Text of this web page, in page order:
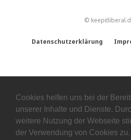
Cookies helfen uns bei der
unserer Inhalte und Dienste.
weitere Nutzung der Webseite
der Verwendung von Cookies zu.
©
Datenschutzerklärung